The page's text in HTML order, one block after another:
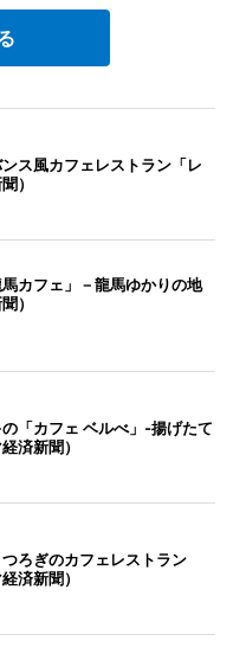
ス風カフェレストラン「レ
）
カフェ」－龍馬ゆかりの地
）
「カフェ ベルべ」-揚げたて
済新聞）
ろぎのカフェレストラン
済新聞）